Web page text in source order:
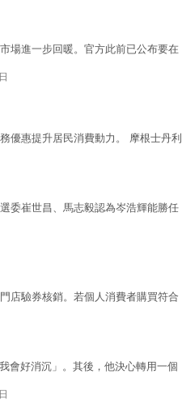
場進一步回暖。官方此前已公布要在
優惠提升居民消費動力。 摩根士丹利
委崔世昌、馬志毅認為岑浩輝能勝任
店驗券核銷。若個人消費者購買符合
會好消沉」。其後，他決心轉用一個